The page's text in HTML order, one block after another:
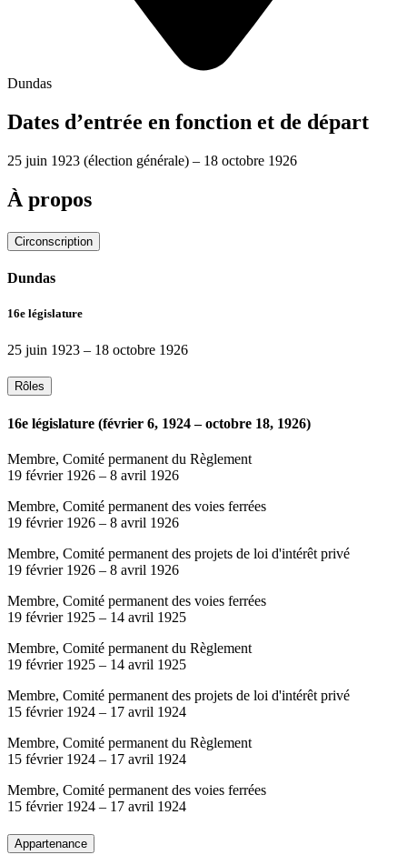
Dundas
Dates d’entrée en fonction et de départ
25 juin 1923 (élection générale) – 18 octobre 1926
À propos
Circonscription
Dundas
16e législature
25 juin 1923 – 18 octobre 1926
Rôles
16e législature (février 6, 1924 – octobre 18, 1926)
Membre, Comité permanent du Règlement
19 février 1926 – 8 avril 1926
Membre, Comité permanent des voies ferrées
19 février 1926 – 8 avril 1926
Membre, Comité permanent des projets de loi d'intérêt privé
19 février 1926 – 8 avril 1926
Membre, Comité permanent des voies ferrées
19 février 1925 – 14 avril 1925
Membre, Comité permanent du Règlement
19 février 1925 – 14 avril 1925
Membre, Comité permanent des projets de loi d'intérêt privé
15 février 1924 – 17 avril 1924
Membre, Comité permanent du Règlement
15 février 1924 – 17 avril 1924
Membre, Comité permanent des voies ferrées
15 février 1924 – 17 avril 1924
Appartenance